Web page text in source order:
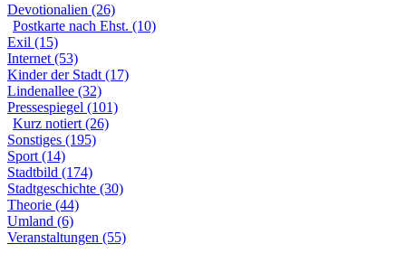
Devotionalien (26)
Postkarte nach Ehst. (10)
Exil (15)
Internet (53)
Kinder der Stadt (17)
Lindenallee (32)
Pressespiegel (101)
Kurz notiert (26)
Sonstiges (195)
Sport (14)
Stadtbild (174)
Stadtgeschichte (30)
Theorie (44)
Umland (6)
Veranstaltungen (55)